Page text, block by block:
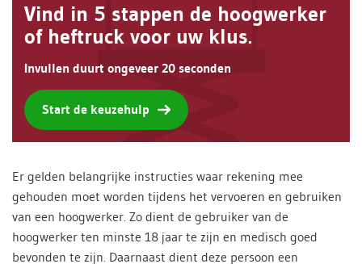
Vind in 5 stappen de hoogwerker
of heftruck voor uw klus.
Invullen duurt ongeveer 20 seconden
Start de keuzehulp
Er gelden belangrijke instructies waar rekening mee
gehouden moet worden tijdens het vervoeren en gebruiken
van een hoogwerker. Zo dient de gebruiker van de
hoogwerker ten minste 18 jaar te zijn en medisch goed
bevonden te zijn. Daarnaast dient deze persoon een